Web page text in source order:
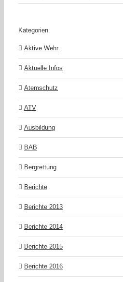
Kategorien
Aktive Wehr
Aktuelle Infos
Atemschutz
ATV
Ausbildung
BAB
Bergrettung
Berichte
Berichte 2013
Berichte 2014
Berichte 2015
Berichte 2016